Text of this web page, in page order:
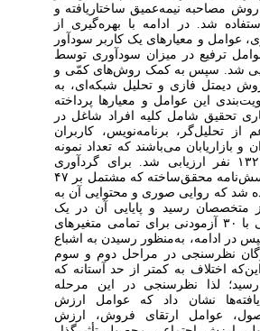
مصاحبه نیمه‌عمیق ساختاریافته و
شد. در ادامه با بهره‌گیری از
عوامل و معیارهای یک کاربر سودآور
ترفیع در میزان سودآوری توسط
شد. سپس به کمک روش‌های کمّی و
دیمتل فازی و تحلیل شبکه‌ای، به
این عوامل و معیارها پرداخته
تحقیق شامل کلیه افراد شاغل در
تحلیل‌گر، برنامه‌نویس، کاربران
بازاریابان می‌باشند که تعداد نمونه
آن‌ها برابر با ۱۳۲ نفر ارزیابی شد. برای گردآوری
اطلاعات از پرسش‌نامه محقق‌ساخته که مشتمل بر ۴۷
شد که روایی صوری و محتوایی آن به
از متخصصان رسید و پایایی آن در یک
آزمون مقدماتی با ۳۰ آزمودنی برای تمامی متغیرهای
ادامه، به‌منظور رسیدن به اشباع
نظرسنجی در مراحل دوم و سوم
اختلاف به کمتر از حد آستانه که
لذا نظرسنجی در این مرحله
نشان داد که عوامل ارزش
عوامل ارتقای فروش، ارزش